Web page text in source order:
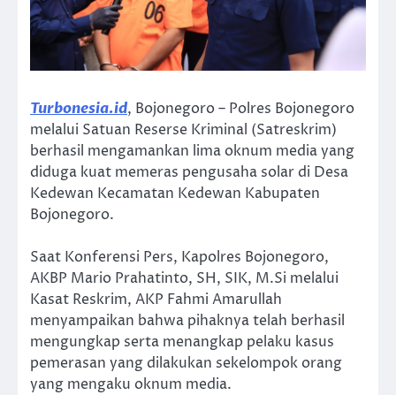
Turbonesia.id, Bojonegoro – Polres Bojonegoro
melalui Satuan Reserse Kriminal (Satreskrim)
berhasil mengamankan lima oknum media yang
diduga kuat memeras pengusaha solar di Desa
Kedewan Kecamatan Kedewan Kabupaten
Bojonegoro.
Saat Konferensi Pers, Kapolres Bojonegoro,
AKBP Mario Prahatinto, SH, SIK, M.Si melalui
Kasat Reskrim, AKP Fahmi Amarullah
menyampaikan bahwa pihaknya telah berhasil
mengungkap serta menangkap pelaku kasus
pemerasan yang dilakukan sekelompok orang
yang mengaku oknum media.